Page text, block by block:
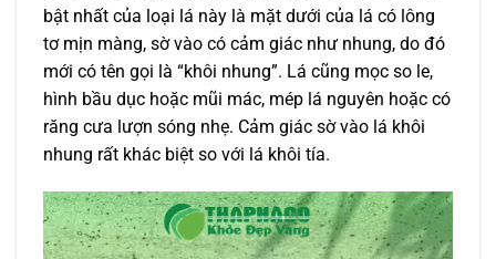
bật nhất của loại lá này là mặt dưới của lá có lông
tơ mịn màng, sờ vào có cảm giác như nhung, do đó
mới có tên gọi là “khôi nhung”. Lá cũng mọc so le,
hình bầu dục hoặc mũi mác, mép lá nguyên hoặc có
răng cưa lượn sóng nhẹ. Cảm giác sờ vào lá khôi
nhung rất khác biệt so với lá khôi tía.